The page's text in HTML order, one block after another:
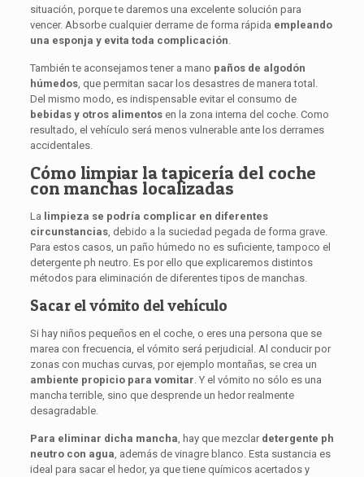
situación, porque te daremos una excelente solución para
vencer. Absorbe cualquier derrame de forma rápida empleando
una esponja y evita toda complicación.
También te aconsejamos tener a mano paños de algodón
húmedos, que permitan sacar los desastres de manera total.
Del mismo modo, es indispensable evitar el consumo de
bebidas y otros alimentosen la zona interna del coche. Como
resultado, el vehículo será menos vulnerable ante los derrames
accidentales.
Cómo limpiar la tapicería del coche
con manchas localizadas
La limpieza se podría complicar en diferentes
circunstancias, debido a la suciedad pegada de forma grave.
Para estos casos, un paño húmedo no es suficiente, tampoco el
detergente ph neutro. Es por ello que explicaremos distintos
métodos para eliminación de diferentes tipos de manchas.
Sacar el vómito del vehículo
Si hay niños pequeños en el coche, o eres una persona que se
marea con frecuencia, el vómito será perjudicial. Al conducir por
zonas con muchas curvas, por ejemplo montañas, se crea un
ambiente propicio para vomitar. Y el vómito no sólo es una
mancha terrible, sino que desprende un hedor realmente
desagradable.
Para eliminar dicha mancha, hay que mezclar detergente ph
neutro con agua, además de vinagre blanco. Esta sustancia es
ideal para sacar el hedor, ya que tiene químicos acertados y